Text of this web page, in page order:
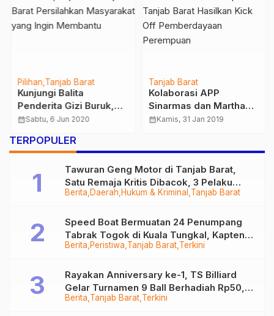
Pilihan Tanjab Barat
Kunjungi Balita
Penderita Gizi Buruk,
Kapolres Tanjab Barat
yang Ingin Membantu
calendar_monthSabtu, 6 Jun 2020
Tanjab Barat
Kolaborasi APP
Sinarmas dan Martha
Tilaar Grup di Tanjab
Perempuan
calendar_monthKamis, 31 Jan 2019
TERPOPULER
Berita Daerah Hukum & Kriminal Tanjab Barat
Tawuran Geng Motor di Tanjab Barat,
Satu Remaja Kritis Dibacok, 3 Pelaku
Ditangkap
Berita Peristiwa Tanjab Barat Terkini
Speed Boat Bermuatan 24 Penumpang
Tabrak Togok di Kuala Tungkal, Kapten
Sempat Hilang
Berita Tanjab Barat Terkini
Rayakan Anniversary ke-1, TS Billiard
Gelar Turnamen 9 Ball Berhadiah Rp50,8
Juta